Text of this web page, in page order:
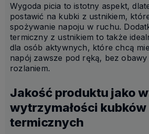
Wygoda picia to istotny aspekt,
postawić na kubki z ustnikiem,
spożywanie napoju w ruchu.
termiczny z ustnikiem to także
dla osób aktywnych, które chcą
napój zawsze pod ręką, bez obawy
rozlaniem.
Jakość produktu jako
wytrzymałości kubków
termicznych